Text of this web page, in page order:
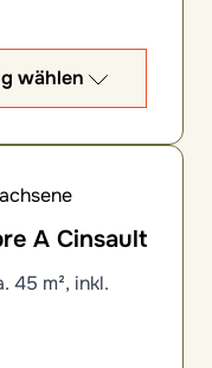
wählen
A Cinsault
45 m², inkl.